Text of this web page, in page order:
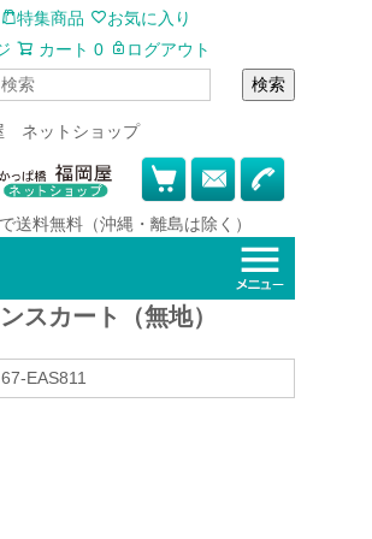
特集商品
お気に入り
カート 0
ログアウト
検索
ネットショップ
送料無料 （沖縄・離島は除く）
スカート（無地）
67-EAS811